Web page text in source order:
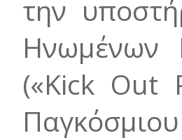
την
Ηνωμένων
(«Kick Out